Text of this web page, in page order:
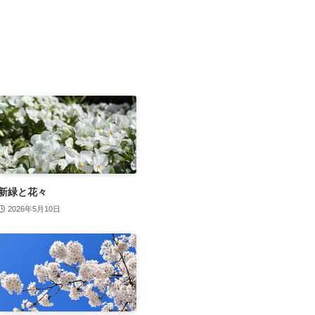
緑と花々
2026年5月10日